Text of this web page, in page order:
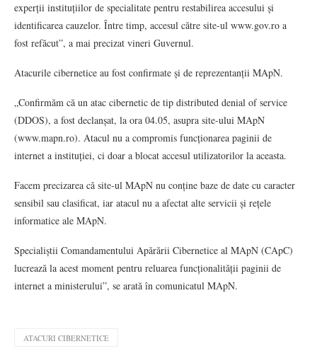
experții instituțiilor de specialitate pentru restabilirea accesului și
identificarea cauzelor. Între timp, accesul către site-ul www.gov.ro a
fost refăcut”, a mai precizat vineri Guvernul.
Atacurile cibernetice au fost confirmate și de reprezentanții MApN.
„Confirmăm că un atac cibernetic de tip distributed denial of service
(DDOS), a fost declanșat, la ora 04.05, asupra site-ului MApN
(www.mapn.ro). Atacul nu a compromis funcționarea paginii de
internet a instituției, ci doar a blocat accesul utilizatorilor la aceasta.
Facem precizarea că site-ul MApN nu conține baze de date cu caracter
sensibil sau clasificat, iar atacul nu a afectat alte servicii și rețele
informatice ale MApN.
Specialiștii Comandamentului Apărării Cibernetice al MApN (CApC)
lucrează la acest moment pentru reluarea funcționalității paginii de
internet a ministerului”, se arată în comunicatul MApN.
ATACURI CIBERNETICE